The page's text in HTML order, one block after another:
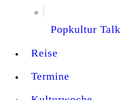
Popkultur Talk
Reise
Termine